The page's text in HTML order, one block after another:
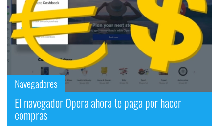
Sorteos
Foros
Contacto
/
Sobre
nosotros
/
Navegadores
El navegador Opera ahora te paga por hacer
compras